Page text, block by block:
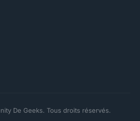
De Geeks. Tous droits réservés.